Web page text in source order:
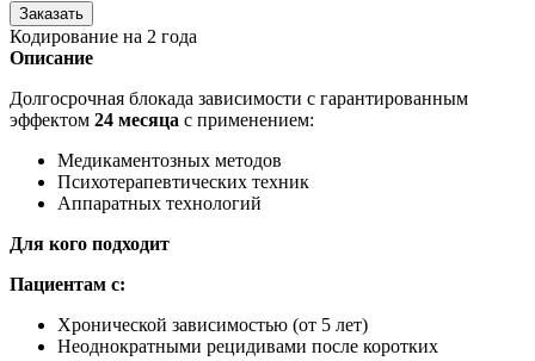
Заказать
Кодирование на 2 года
Описание
Долгосрочная блокада зависимости с гарантированным
эффектом 24 месяца с применением:
Медикаментозных методов
Психотерапевтических техник
Аппаратных технологий
Для кого подходит
Пациентам с:
Хронической зависимостью (от 5 лет)
Неоднократными рецидивами после коротких